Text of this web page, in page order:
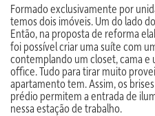
Formado exclusivamente por
temos dois imóveis. Um do lado
Então, na proposta de reforma
foi possível criar uma suíte com
contemplando um closet, cama e
office. Tudo para tirar muito
apartamento tem. Assim, os
prédio permitem a entrada de
nessa estação de trabalho.